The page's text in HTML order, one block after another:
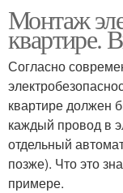
Монтаж
квартире.
Согласно
квартире должен
каждый провод в
отдельный
позже). Что это
примере.